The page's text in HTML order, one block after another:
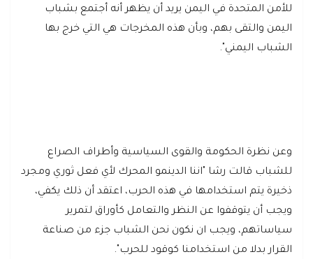
للأمن المتحدة في اليمن يريد أن يظهر أنه أجتمع بشباب
اليمن والتقى بهم، وبأن هذه المخرجات هي التي خرج بها
الشباب اليمني".
وعن نظرة الحكومة والقوى السياسية وأطراف الصراع
للشباب قالت رشا "اننا الدينمو المحرك لأي فعل ثوري ومجرد
ذخيرة يتم استخدامها في هذه الحرب، اعتقد أن ذلك يكفي،
ويجب أن يتوقفوا عن النظر والتعامل كأوراق لتمرير
سياساتهم، ويجب ان نكون نحن الشباب جزء من صناعة
القرار بدلا من استخدامنا كوقود للحرب".